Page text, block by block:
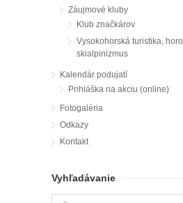
Záujmové kluby
Klub značkárov
Vysokohorská turistika,
skialpinizmus
Kalendár podujatí
Prihláška na akciu (online)
Fotogaléria
Odkazy
Kontakt
Vyhľadávanie